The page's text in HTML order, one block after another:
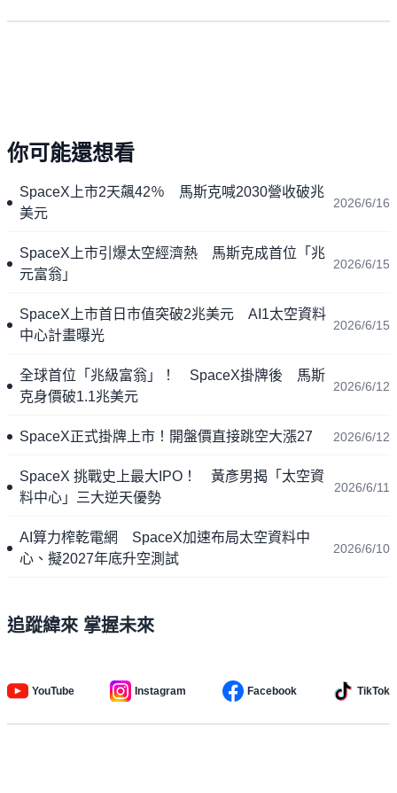
你可能還想看
SpaceX上市2天飆42％ 馬斯克喊2030營收破兆
美元
2026/6/16
SpaceX上市引爆太空經濟熱 馬斯克成首位「兆
元富翁」
2026/6/15
SpaceX上市首日市值突破2兆美元 AI1太空資料
中心計畫曝光
2026/6/15
全球首位「兆級富翁」！ SpaceX掛牌後 馬斯
克身價破1.1兆美元
2026/6/12
SpaceX正式掛牌上市！開盤價直接跳空大漲27 2026/6/12
SpaceX 挑戰史上最大IPO！ 黃彥男揭「太空資
料中心」三大逆天優勢
2026/6/11
AI算力榨乾電網 SpaceX加速布局太空資料中
心、擬2027年底升空測試
2026/6/10
追蹤緯來 掌握未來
YouTube Instagram Facebook TikTok